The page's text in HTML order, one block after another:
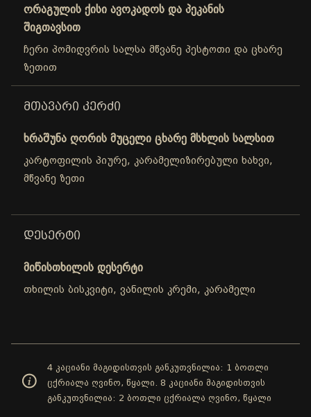
ორაგულის ქისი ავოკადოს და პეკანის
შიგთავსით
ჩერი პომიდვრის სალსა მწვანე პესტოთი და ცხარე
ზეთით
ᲛᲗᲐᲕᲐᲠᲘ ᲙᲔᲠᲫᲘ
ხრაშუნა ღორის მუცელი ცხარე მსხლის სალსით
კარტოფილის პიურე, კარამელიზირებული ხახვი,
მწვანე ზეთი
ᲓᲔᲡᲔᲠᲢᲘ
მიწისთხილის დესერტი
თხილის ბისკვიტი, ვანილის კრემი, კარამელი
4 კაციანი მაგიდისთვის განკუთვნილია: 1 ბოთლი
ცქრიალა ღვინო, წყალი. 8 კაციანი მაგიდისთვის
განკუთვნილია: 2 ბოთლი ცქრიალა ღვინო, წყალი